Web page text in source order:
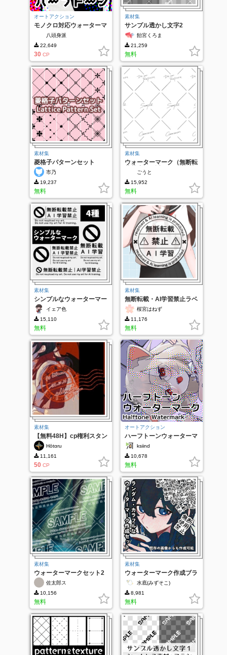
オートアクション
モノクロ対応ウォーターマ
ーク用カラーハーフトーン
八頭身派
22,649
30 CP
素材集
サンプル透かし文字2
飴宮くろま
21,259
無料
素材集
菱格子パターンセット
市乃
19,237
無料
素材集
ウォーターマーク（無断転
載禁止用の透かし）素材集
ごうと
15,952
無料
素材集
シンプルなウォーターマー
ク
イェア色
15,110
無料
素材集
無断転載・AI学習禁止ラベ
ル
桜宮はねず
11,176
無料
素材集
【無料48H】cp権利スタン
プ
Hōtɑru
11,161
50 CP
オートアクション
ハーフトーンウォーターマ
ークv2 (Halftone-
Wartermark)
ksiind
10,678
無料
素材集
ウォーターマークセット2
佐太郎ス
10,156
無料
素材集
ウォーターマーク作成ブラ
シ＆オートアクション
水底(みずそこ)
8,981
無料